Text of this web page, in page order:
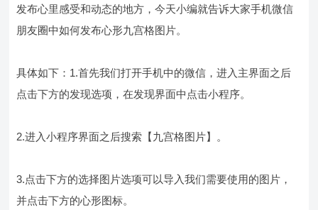
发布心里感受和动态的地方，今天小编就告诉大家手机微信
朋友圈中如何发布心形九宫格图片。
具体如下：1.首先我们打开手机中的微信，进入主界面之后
点击下方的发现选项，在发现界面中点击小程序。
2.进入小程序界面之后搜索【九宫格图片】。
3.点击下方的选择图片选项可以导入我们需要使用的图片，
并点击下方的心形图标。